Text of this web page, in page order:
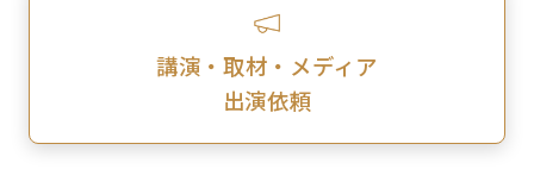
講演・取材・メディア
出演依頼